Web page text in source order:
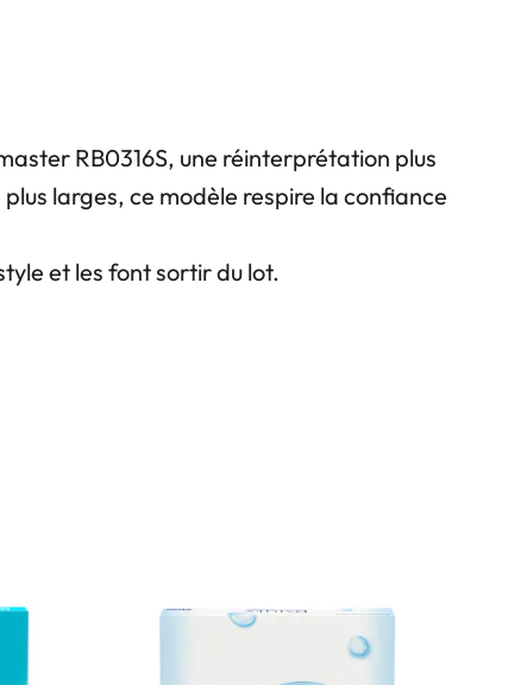
RB0316S, une réinterprétation plus
larges, ce modèle respire la confiance
et les font sortir du lot.